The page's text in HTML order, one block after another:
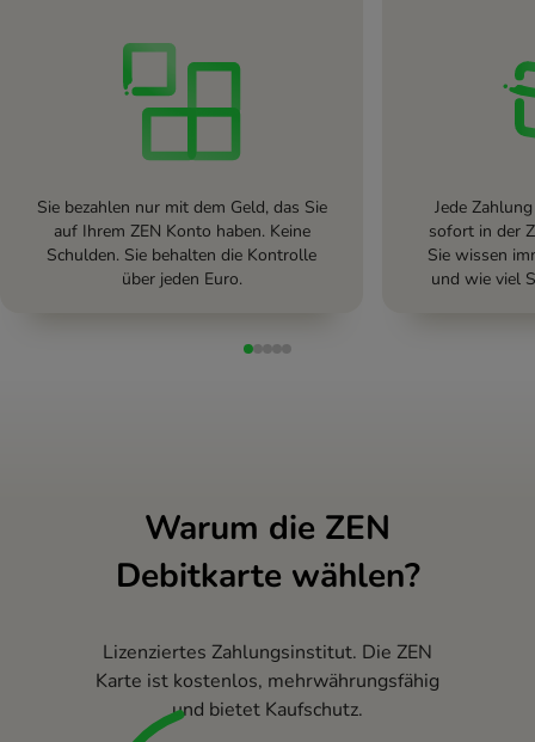
Sie bezahlen nur mit dem Geld, das Sie
auf Ihrem ZEN Konto haben. Keine
Schulden. Sie behalten die Kontrolle
über jeden Euro.
Jede
sofort in der
Sie wissen
und wie viel
Warum die ZEN
Debitkarte wählen?
Lizenziertes Zahlungsinstitut. Die ZEN
Karte ist kostenlos, mehrwährungsfähig
und bietet Kaufschutz.